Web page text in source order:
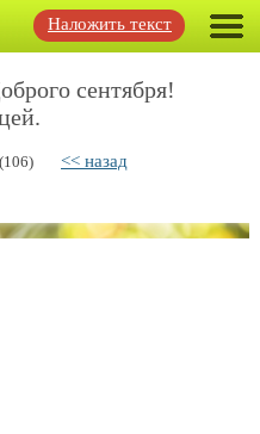
Наложить текст
сентября!
(106) << назад